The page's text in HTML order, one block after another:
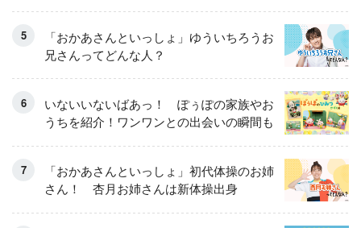
「おかあさんといっしょ」ゆういちろうお
兄さんってどんな人？
いないいないばあっ！ ぽぅぽの家族やお
うちを紹介！ワンワンとの出会いの瞬間も
「おかあさんといっしょ」初代体操のお姉
さん！ 杏月お姉さんは新体操出身